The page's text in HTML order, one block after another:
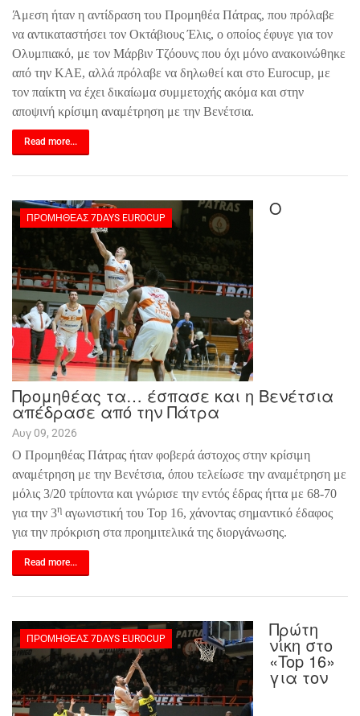
Άμεση ήταν η αντίδραση του Προμηθέα Πάτρας, που πρόλαβε
να αντικαταστήσει τον Οκτάβιους Έλις, ο οποίος έφυγε για τον
Ολυμπιακό, με τον Μάρβιν Τζόουνς που όχι μόνο ανακοινώθηκε
από την ΚΑΕ, αλλά πρόλαβε να δηλωθεί και στο Eurocup, με
τον παίκτη να έχει δικαίωμα συμμετοχής ακόμα και στην
αποψινή κρίσιμη αναμέτρηση με την Βενέτσια.
Read more...
ΠΡΟΜΗΘΈΑΣ 7DAYS EUROCUP Ο
Προμηθέας τα… έσπασε και η Βενέτσια
απέδρασε από την Πάτρα
Αυγ 09, 2026
Ο Προμηθέας Πάτρας ήταν φοβερά άστοχος στην κρίσιμη
αναμέτρηση με την Βενέτσια, όπου τελείωσε την αναμέτρηση με
μόλις 3/20 τρίποντα και γνώρισε την εντός έδρας ήττα με 68-70
για την 3η αγωνιστική του Top 16, χάνοντας σημαντικό έδαφος
για την πρόκριση στα προημιτελικά της διοργάνωσης.
Read more...
ΠΡΟΜΗΘΈΑΣ 7DAYS EUROCUP Πρώτη
νίκη στο
«Top 16»
για τον